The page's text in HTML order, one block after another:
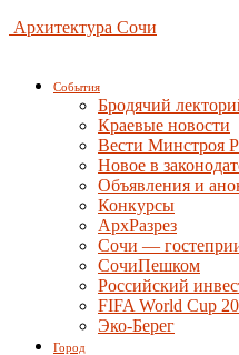
Архитектура Сочи
События
Бродячий
Краевые новости
Вести Минстроя
Новое в
Объявления и
Конкурсы
АрхРазрез
Сочи —
СочиПешком
Российский
FIFA World Cup
Эко-Берег
Город